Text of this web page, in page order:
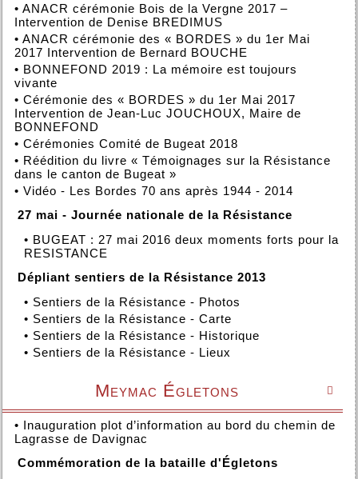
• ANACR cérémonie Bois de la Vergne 2017 –
Intervention de Denise BREDIMUS
• ANACR cérémonie des « BORDES » du 1er Mai
2017 Intervention de Bernard BOUCHE
• BONNEFOND 2019 : La mémoire est toujours
vivante
• Cérémonie des « BORDES » du 1er Mai 2017
Intervention de Jean-Luc JOUCHOUX, Maire de
BONNEFOND
• Cérémonies Comité de Bugeat 2018
• Réédition du livre « Témoignages sur la Résistance
dans le canton de Bugeat »
• Vidéo - Les Bordes 70 ans après 1944 - 2014
27 mai - Journée nationale de la Résistance
• BUGEAT : 27 mai 2016 deux moments forts pour la
RESISTANCE
Dépliant sentiers de la Résistance 2013
• Sentiers de la Résistance - Photos
• Sentiers de la Résistance - Carte
• Sentiers de la Résistance - Historique
• Sentiers de la Résistance - Lieux

Meymac Égletons
• Inauguration plot d’information au bord du chemin de
Lagrasse de Davignac
Commémoration de la bataille d'Égletons